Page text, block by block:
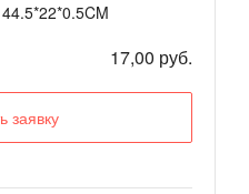
17,00 руб.
заявку